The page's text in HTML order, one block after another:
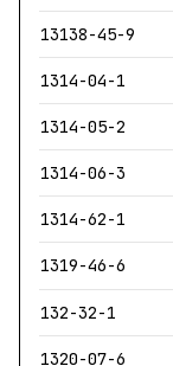
13138-45-9
1314-04-1
1314-05-2
1314-06-3
1314-62-1
1319-46-6
132-32-1
1320-07-6